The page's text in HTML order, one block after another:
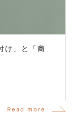
け」と「商
Read more